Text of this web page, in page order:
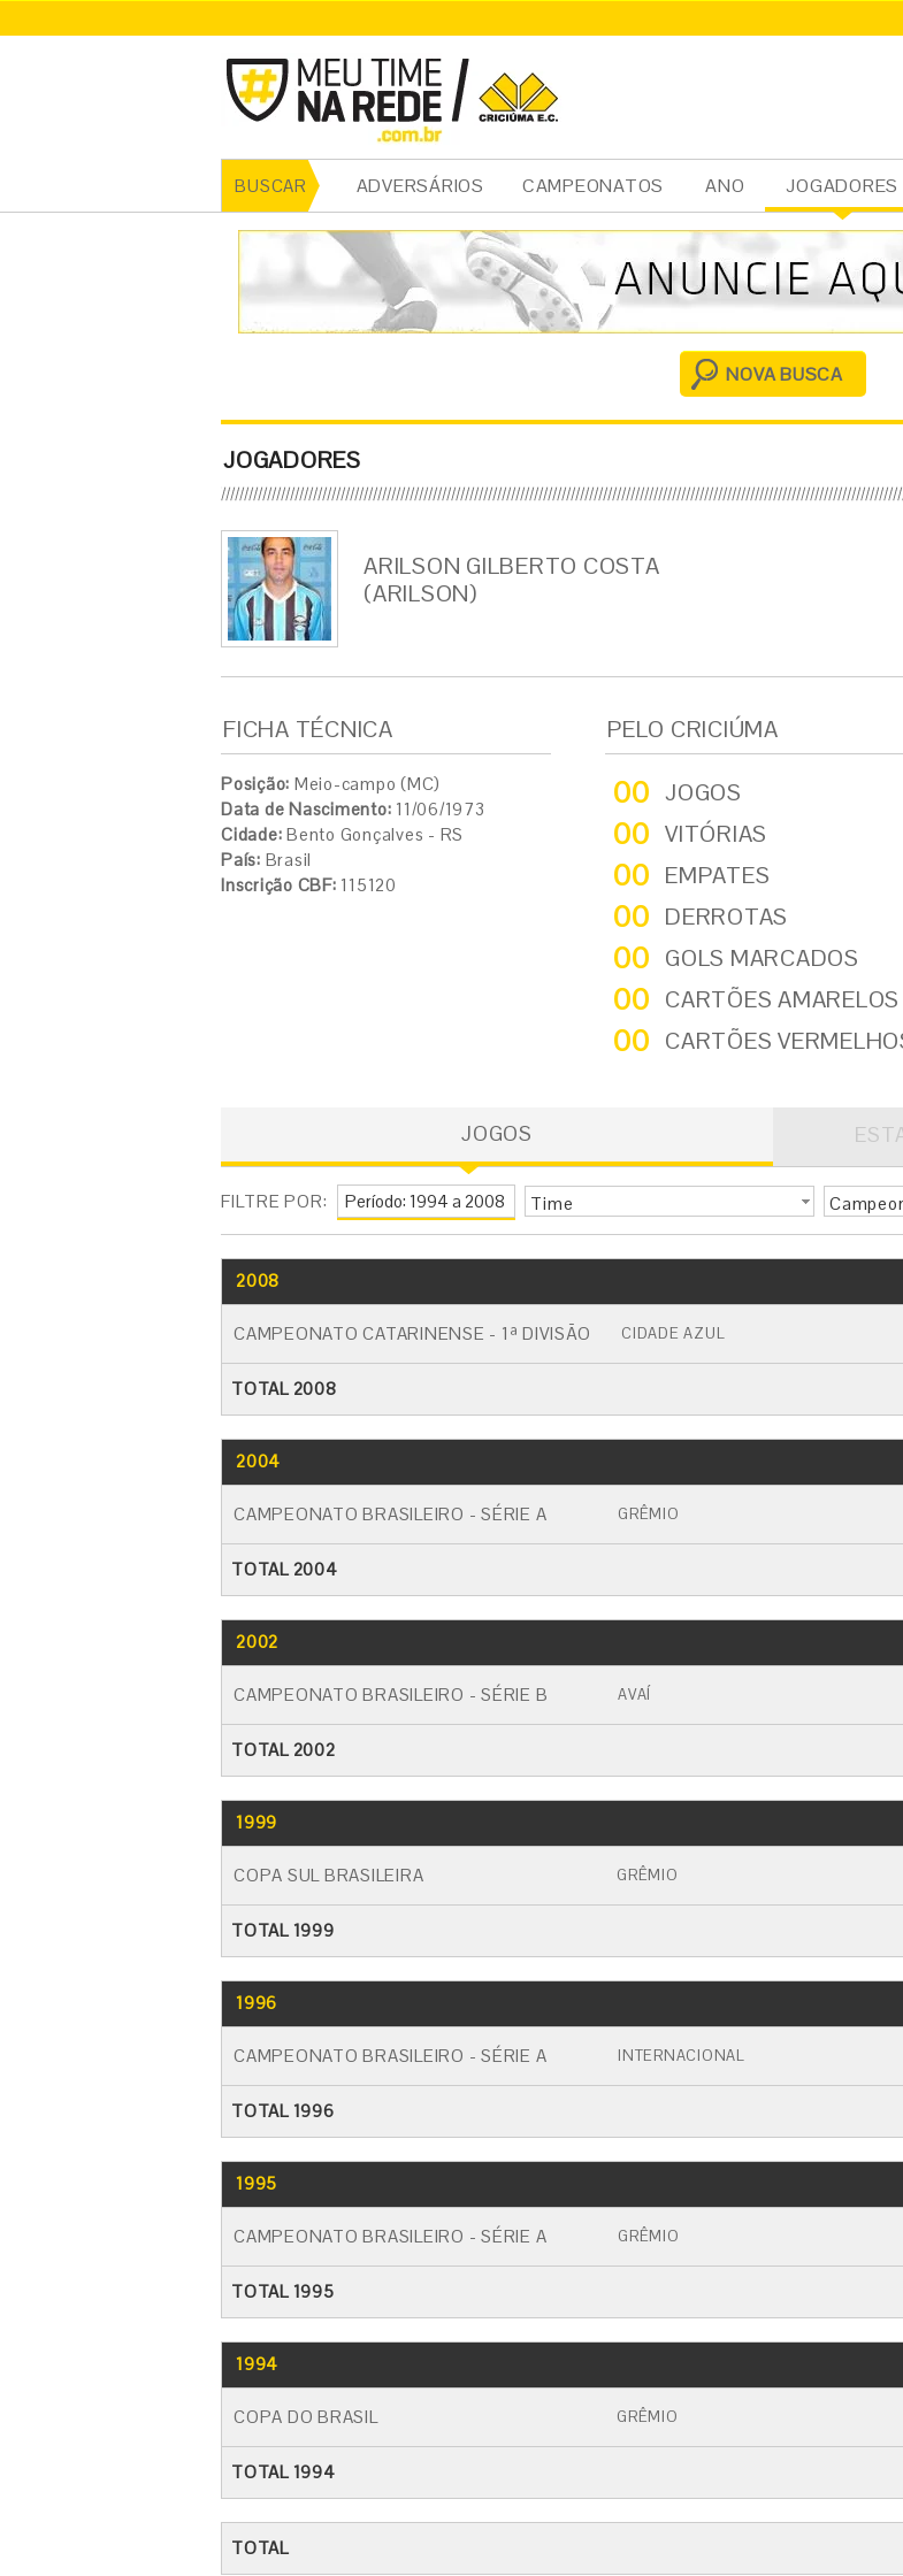
BUSCAR ADVERSÁRIOS CAMPEONATOS ANO JOGADORES
cia
l
NOVA BUSCA
JOGADORES
ARILSON GILBERTO COSTA
(ARILSON)
FICHA TÉCNICA
Posição: Meio-campo (MC)
Data de Nascimento: 11/06/1973
Cidade: Bento Gonçalves - RS
País: Brasil
Inscrição CBF: 115120
PELO CRICIÚMA
00 JOGOS
00 VITÓRIAS
00 EMPATES
00 DERROTAS
00 GOLS MARCADOS
00 CARTÕES AMARELOS
00 CARTÕES
JOGOS
FILTRE POR: Time
2008
CAMPEONATO CATARINENSE - 1ª DIVISÃO CIDADE AZUL
TOTAL 2008
2004
CAMPEONATO BRASILEIRO - SÉRIE A GRÊMIO
TOTAL 2004
2002
CAMPEONATO BRASILEIRO - SÉRIE B AVAÍ
TOTAL 2002
1999
COPA SUL BRASILEIRA GRÊMIO
TOTAL 1999
1996
CAMPEONATO BRASILEIRO - SÉRIE A INTERNACIONAL
TOTAL 1996
1995
CAMPEONATO BRASILEIRO - SÉRIE A GRÊMIO
TOTAL 1995
1994
COPA DO BRASIL GRÊMIO
TOTAL 1994
TOTAL